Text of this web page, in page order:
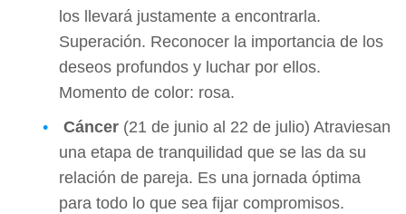
los llevará justamente a encontrarla.
Superación. Reconocer la importancia de los
deseos profundos y luchar por ellos.
Momento de color: rosa.
Cáncer (21 de junio al 22 de julio) Atraviesan
una etapa de tranquilidad que se las da su
relación de pareja. Es una jornada óptima
para todo lo que sea fijar compromisos.